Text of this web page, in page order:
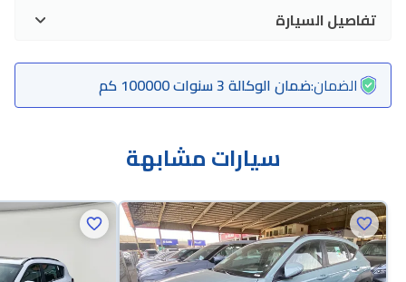
تفاصيل السيارة
الضمان:ضمان الوكالة 3 سنوات 100000 كم
سيارات مشابهة